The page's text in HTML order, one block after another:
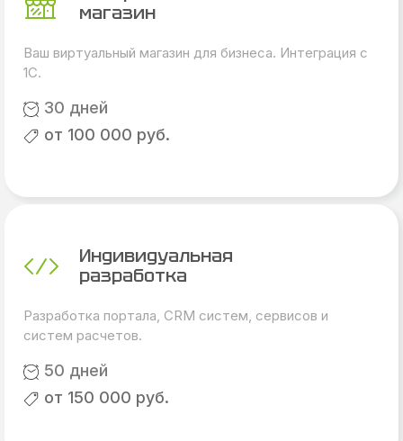
магазин
Ваш виртуальный магазин для бизнеса. Интеграция с
1С.
30 дней
от 100 000 руб.
Индивидуальная
разработка
Разработка портала, CRM систем, сервисов и
систем расчетов.
50 дней
от 150 000 руб.